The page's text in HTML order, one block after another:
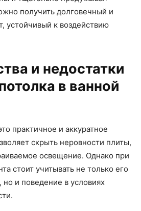
получить долговечный и
устойчивый к воздействию
и недостатки
в ванной
практичное и аккуратное
скрыть неровности плиты,
освещение. Однако при
стоит учитывать не только его
но и поведение в условиях